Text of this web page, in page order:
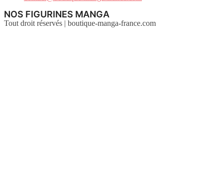
NOS FIGURINES MANGA
Tout droit réservés | boutique-manga-france.com